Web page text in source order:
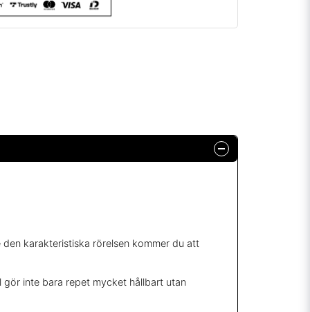
karakteristiska rörelsen kommer du att
gör inte bara repet mycket hållbart utan